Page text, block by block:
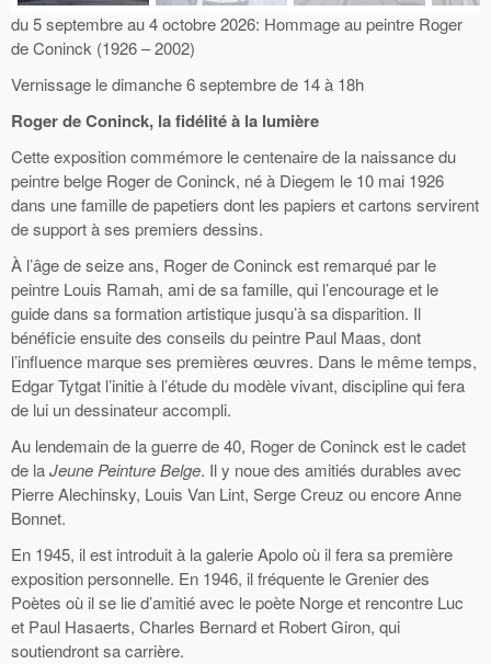
du 5 septembre au 4 octobre 2026: Hommage au peintre Roger
de Coninck (1926 – 2002)
Vernissage le dimanche 6 septembre de 14 à 18h
Roger de Coninck, la fidélité à la lumière
Cette exposition commémore le centenaire de la naissance du
peintre belge Roger de Coninck, né à Diegem le 10 mai 1926
dans une famille de papetiers dont les papiers et cartons servirent
de support à ses premiers dessins.
À l’âge de seize ans, Roger de Coninck est remarqué par le
peintre Louis Ramah, ami de sa famille, qui l’encourage et le
guide dans sa formation artistique jusqu’à sa disparition. Il
bénéficie ensuite des conseils du peintre Paul Maas, dont
l’influence marque ses premières œuvres. Dans le même temps,
Edgar Tytgat l’initie à l’étude du modèle vivant, discipline qui fera
de lui un dessinateur accompli.
Au lendemain de la guerre de 40, Roger de Coninck est le cadet
de laJeune Peinture Belge. Il y noue des amitiés durables avec
Pierre Alechinsky, Louis Van Lint, Serge Creuz ou encore Anne
Bonnet.
En 1945, il est introduit à la galerie Apolo où il fera sa première
exposition personnelle. En 1946, il fréquente le Grenier des
Poètes où il se lie d’amitié avec le poète Norge et rencontre Luc
et Paul Hasaerts, Charles Bernard et Robert Giron, qui
soutiendront sa carrière.